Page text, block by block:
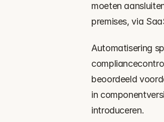
moeten
premises, via
Automatisering
beoordeeld
in
introduceren.